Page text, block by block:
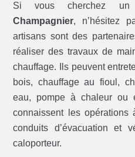
Si vous cherchez
Champagnier, n’hésitez
artisans sont des
réaliser des travaux de
chauffage. Ils peuvent
bois, chauffage au fioul,
eau, pompe à chaleur ou
connaissent les opérations
conduits d’évacuation et
caloporteur.